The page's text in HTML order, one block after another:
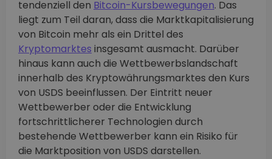
tendenziell den Bitcoin-Kursbewegungen. Das
liegt zum Teil daran, dass die Marktkapitalisierung
von Bitcoin mehr als ein Drittel des
Kryptomarktes insgesamt ausmacht. Darüber
hinaus kann auch die Wettbewerbslandschaft
innerhalb des Kryptowährungsmarktes den Kurs
von USDS beeinflussen. Der Eintritt neuer
Wettbewerber oder die Entwicklung
fortschrittlicherer Technologien durch
bestehende Wettbewerber kann ein Risiko für
die Marktposition von USDS darstellen.